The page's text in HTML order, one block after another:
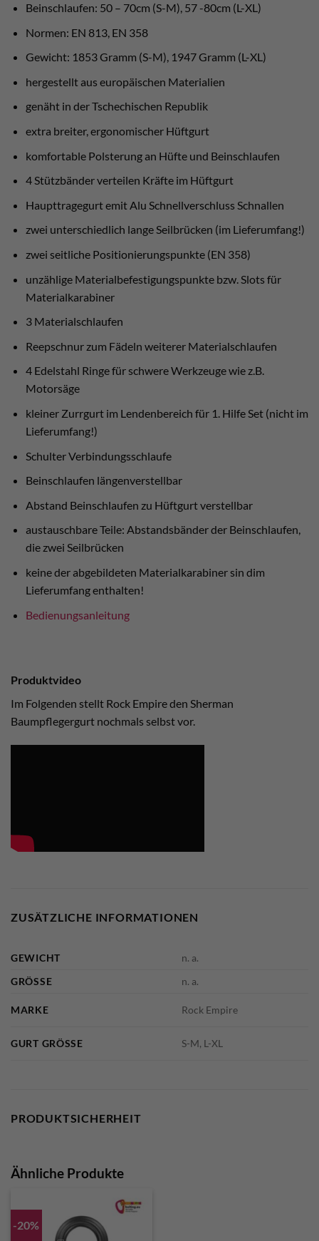
Beinschlaufen: 50 – 70cm (S-M), 57 -80cm (L-XL)
Normen: EN 813, EN 358
Gewicht: 1853 Gramm (S-M), 1947 Gramm (L-XL)
hergestellt aus europäischen Materialien
genäht in der Tschechischen Republik
extra breiter, ergonomischer Hüftgurt
komfortable Polsterung an Hüfte und Beinschlaufen
4 Stützbänder verteilen Kräfte im Hüftgurt
Haupttragegurt emit Alu Schnellverschluss Schnallen
zwei unterschiedlich lange Seilbrücken (im Lieferumfang!)
zwei seitliche Positionierungspunkte (EN 358)
unzählige Materialbefestigungspunkte bzw. Slots für
Materialkarabiner
3 Materialschlaufen
Reepschnur zum Fädeln weiterer Materialschlaufen
4 Edelstahl Ringe für schwere Werkzeuge wie z.B.
Motorsäge
kleiner Zurrgurt im Lendenbereich für 1. Hilfe Set (nicht im
Lieferumfang!)
Schulter Verbindungsschlaufe
Beinschlaufen längenverstellbar
Abstand Beinschlaufen zu Hüftgurt verstellbar
austauschbare Teile: Abstandsbänder der Beinschlaufen,
die zwei Seilbrücken
keine der abgebildeten Materialkarabiner sin dim
Lieferumfang enthalten!
Bedienungsanleitung
Produktvideo
Im Folgenden stellt Rock Empire den Sherman
Baumpflegergurt nochmals selbst vor.
ZUSÄTZLICHE INFORMATIONEN
GEWICHT
n. a.
GRÖSSE
n. a.
MARKE Rock Empire
GURT GRÖSSE S-M, L-XL
PRODUKTSICHERHEIT
Ähnliche Produkte
-20%